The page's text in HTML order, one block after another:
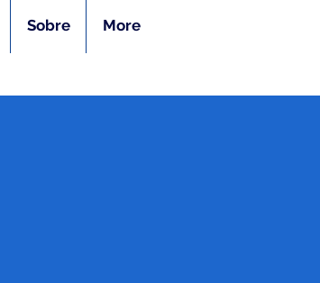
Sobre More